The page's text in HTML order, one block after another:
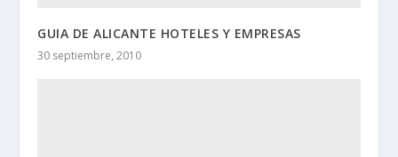
GUIA DE ALICANTE HOTELES Y EMPRESAS
30 septiembre, 2010